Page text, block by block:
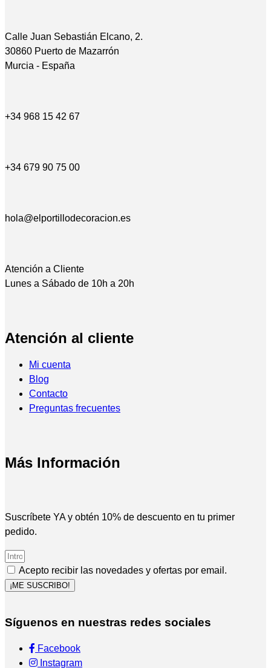
Calle Juan Sebastián Elcano, 2.
30860 Puerto de Mazarrón
Murcia - España
+34 968 15 42 67
+34 679 90 75 00
hola@elportillodecoracion.es
Atención a Cliente
Lunes a Sábado de 10h a 20h
Atención al cliente
Mi cuenta
Blog
Contacto
Preguntas frecuentes
Más Información
Suscríbete YA y obtén 10% de descuento en tu primer
pedido.
Acepto recibir las novedades y ofertas por email.
¡ME SUSCRIBO!
Síguenos en nuestras redes sociales
Facebook
Instagram